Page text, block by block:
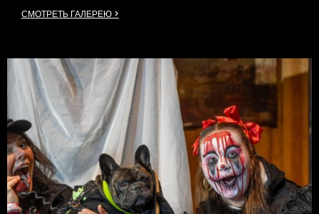
СМОТРЕТЬ ГАЛЕРЕЮ >